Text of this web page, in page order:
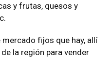
y frutas, quesos y
fijos que hay, allí
la región para vender